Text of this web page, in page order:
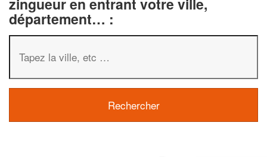
département… :